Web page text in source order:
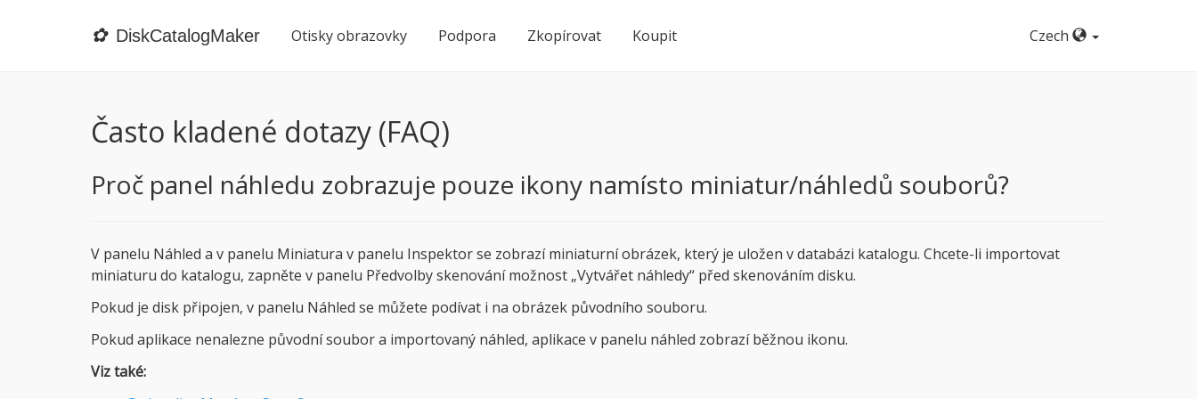
✿ DiskCatalogMaker Otisky obrazovky Podpora Zkopírovat Koupit Czech
Často kladené dotazy (FAQ)
Proč panel náhledu zobrazuje pouze ikony namísto miniatur/náhledů souborů?
V panelu Náhled a v panelu Miniatura v panelu Inspektor se zobrazí miniaturní obrázek, který je uložen v databázi katalogu. Chcete-li importovat
miniaturu do katalogu, zapněte v panelu Předvolby skenování možnost „Vytvářet náhledy“ před skenováním disku.
Pokud je disk připojen, v panelu Náhled se můžete podívat i na obrázek původního souboru.
Pokud aplikace nenalezne původní soubor a importovaný náhled, aplikace v panelu náhled zobrazí běžnou ikonu.
Viz také: